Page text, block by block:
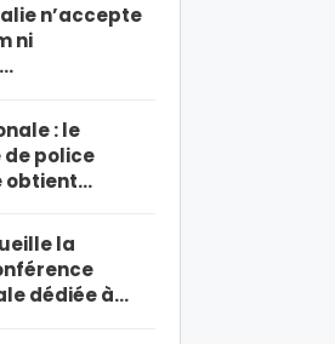
n’accepte
ni
: le
police
obtient…
la
dédiée à…